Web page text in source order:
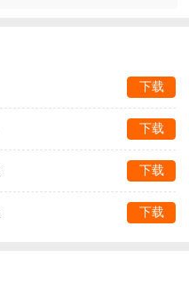
下载
下载
下载
下载